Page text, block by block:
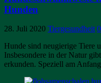
Hunden
28. Juli 2020 Tiergesundheit 0
Hunde sind neugierige Tiere
Insbesondere in der Natur
erkunden. Speziell am Anfang